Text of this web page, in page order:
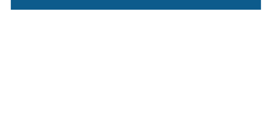
Nederlands
Passer à la boutique
Français
Passer à la